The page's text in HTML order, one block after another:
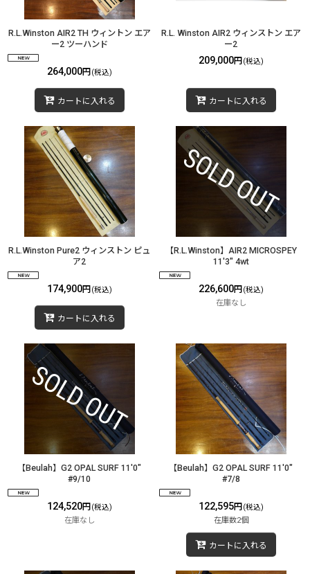
R.L.Winston AIR2 TH ウィントン エア
ー2 ツーハンド
264,000円 (税込)
カートに入れる
R.L. Winston AIR2 ウィンストン エア
ー2
209,000円 (税込)
カートに入れる
R.L.Winston Pure2 ウィンストン ピュ
ア2
174,900円 (税込)
カートに入れる
【R.L.Winston】AIR2 MICROSPEY
11'3" 4wt
226,600円 (税込)
在庫なし
【Beulah】G2 OPAL SURF 11'0"
#9/10
124,520円 (税込)
在庫なし
【Beulah】G2 OPAL SURF 11'0"
#7/8
122,595円 (税込)
在庫数2個
カートに入れる